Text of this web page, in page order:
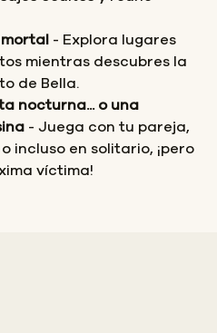
- Explora lugares
mientras descubres la
de Bella.
nocturna... o una
- Juega con tu pareja,
incluso en solitario, ¡pero
víctima!